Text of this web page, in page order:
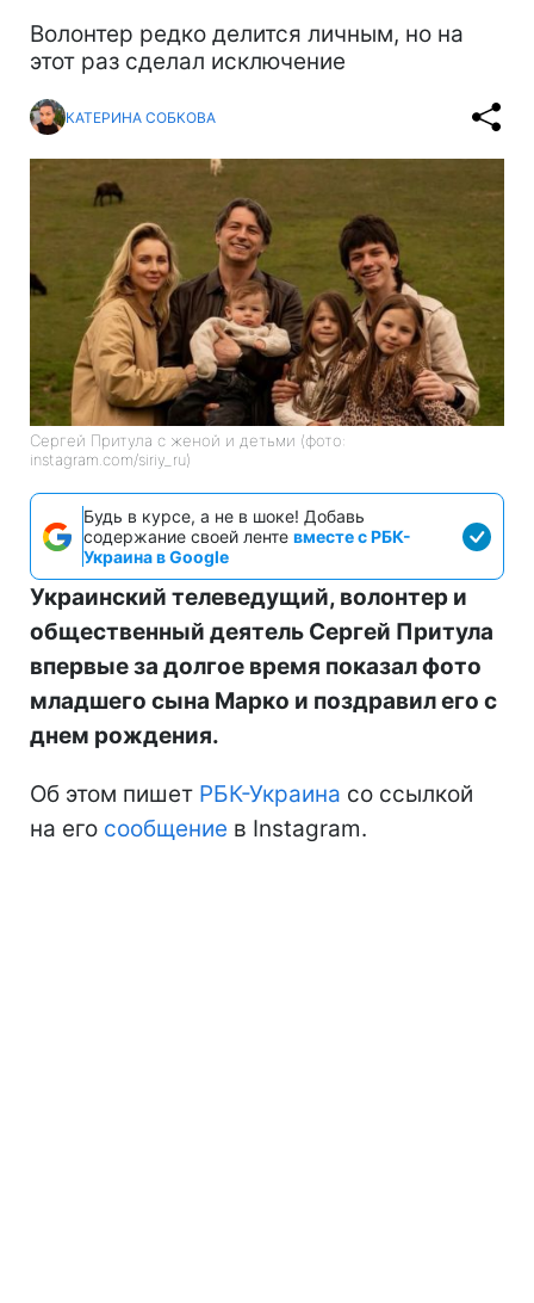
Волонтер редко делится личным, но на
этот раз сделал исключение
КАТЕРИНА СОБКОВА
Сергей Притула с женой и детьми (фото:
instagram.com/siriy_ru)
Будь в курсе, а не в шоке! Добавь
содержание своей ленте вместе с РБК-
Украина в Google
Украинский телеведущий, волонтер и
общественный деятель Сергей Притула
впервые за долгое время показал фото
младшего сына Марко и поздравил его с
днем рождения.
Об этом пишет РБК-Украина со ссылкой
на его сообщение в Instagram.